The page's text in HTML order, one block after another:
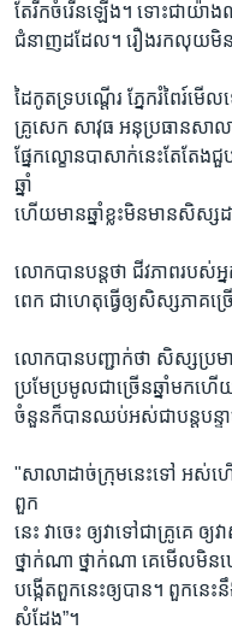
តែរីកចំរើនឡើង។ ទោះជាយ៉ា
ជំនាញដដែល។ រឿងរកលុយមិន
ដៃកូតទ្របណ្តើរ ភ្នែករំពៃរ៍ម
គ្រូសេក សាវុធ អនុប្រធានសាល
ផ្នែកល្ខោនបាសាក់នេះតែតែ
ឆ្នាំ
ហើយមានឆ្នាំខ្លះមិនមានសិស្
លោកបានបន្តថា ជីវភាពរបស់
ពេក ជាហេតុធ្វើឲ្យសិស្សភាគច្រ
លោកបានបញ្ជាក់ថា សិស្សប្រ
ប្រមែប្រមូលជាច្រើនឆ្នាំមក
ចំនួនក៏បានឈប់អស់ជាបន្តបន្ទា
"សាលាដាច់ក្រុមនេះទៅ អស់ហ
ពួក
នេះ វាចេះ ឲ្យវាទៅជាគ្រូគេ ឲ្
ថ្នាក់ណា ថ្នាក់ណា គេមើលមិន
បង្កើតពួកនេះឲ្យបាន។ ពួកន
សំដែង”។